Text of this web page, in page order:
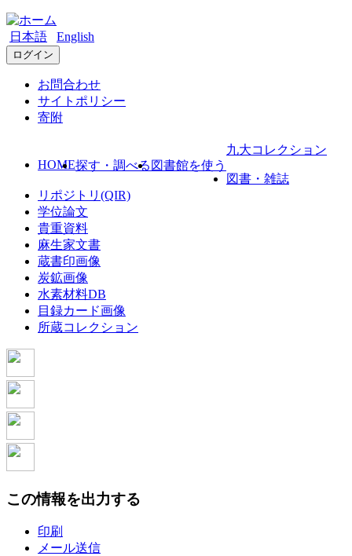
日本語 English
ログイン
お問合わせ
サイトポリシー
寄附
HOME探す・調べる 図書館を使う
九大コレクション
図書・雑誌
リポジトリ(QIR)
学位論文
貴重資料
麻生家文書
蔵書印画像
炭鉱画像
水素材料DB
目録カード画像
所蔵コレクション
この情報を出力する
印刷
メール送信